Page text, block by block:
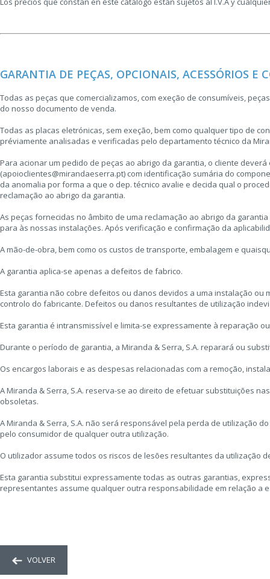
GARANTIA DE PEÇAS, OPCIONAIS, ACESSÓRIOS E
Todas as peças que comercializamos, com exeção de consumíveis,
do nosso documento de venda.
Todas as placas eletrónicas, sem exeção, bem como qualquer tipo de
préviamente analisadas e verificadas pelo departamento técnico da
Para acionar um pedido de peças ao abrigo da garantia, o cliente
(apoioclientes@mirandaeserra.pt) com identificação sumária do
da anomalia por forma a que o dep. técnico avalie e decida qual o
reclamação ao abrigo da garantia.
As peças fornecidas no âmbito de uma reclamação ao abrigo da
para às nossas instalações. Após verificação e confirmação da
A mão-de-obra, bem como os custos de transporte, embalagem e
A garantia aplica-se apenas a defeitos de fabrico.
Esta garantia não cobre defeitos ou danos devidos a uma instalação
controlo do fabricante. Defeitos ou danos resultantes de utilização
Esta garantia é intransmissível e limita-se expressamente à reparação
Durante o período de garantia, a Miranda & Serra, S.A. reparará ou
Os encargos laborais e as despesas relacionadas com a remoção,
A Miranda & Serra, S.A. reserva-se ao direito de efetuar substituições
obsoletas.
A Miranda & Serra, S.A. não será responsável pela perda de utilização
pelo consumidor de qualquer outra utilização.
O utilizador assume todos os riscos de lesões resultantes da utilização
Esta garantia substitui expressamente todas as outras garantias,
representantes assume qualquer outra responsabilidade em relação a
VOLVER